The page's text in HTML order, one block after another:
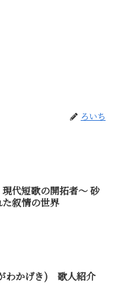
ろいち
現代短歌の開拓者～ 砂
叙情の世界
わかげき) 歌人紹介